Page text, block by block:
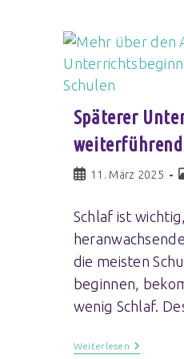
Späterer
11. März 2025
Schlaf ist
die meisten
beginnen,
wenig Schlaf.
Weiterlesen